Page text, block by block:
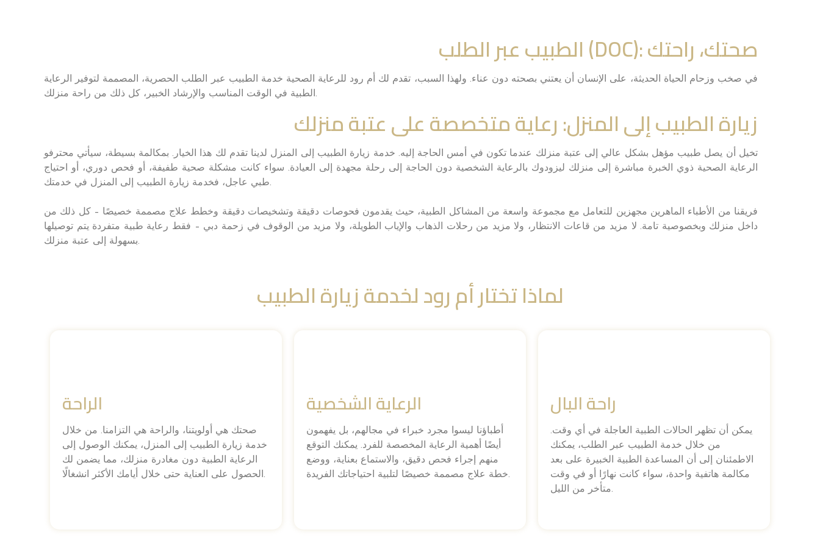
الطبيب عبر الطلب (DOC): صحتك، راحتك
في صخب وزحام الحياة الحديثة، على الإنسان أن يعتني بصحته دون عناء. ولهذا السبب، تقدم لك أم رود للرعاية الصحية خدمة الطبيب عبر الطلب الحصرية، المصممة لتوفير الرعاية
الطبية في الوقت المناسب والإرشاد الخبير، كل ذلك من راحة منزلك.
زيارة الطبيب إلى المنزل: رعاية متخصصة على عتبة منزلك
تخيل أن يصل طبيب مؤهل بشكل عالي إلى عتبة منزلك عندما تكون في أمس الحاجة إليه. خدمة زيارة الطبيب إلى المنزل لدينا تقدم لك هذا الخيار. بمكالمة بسيطة، سيأتي محترفو
الرعاية الصحية ذوي الخبرة مباشرة إلى منزلك ليزودوك بالرعاية الشخصية دون الحاجة إلى رحلة مجهدة إلى العيادة. سواء كانت مشكلة صحية طفيفة، أو فحص دوري، أو احتياج
طبي عاجل، فخدمة زيارة الطبيب إلى المنزل في خدمتك.
فريقنا من الأطباء الماهرين مجهزين للتعامل مع مجموعة واسعة من المشاكل الطبية، حيث يقدمون فحوصات دقيقة وتشخيصات دقيقة وخطط علاج مصممة خصيصًا – كل ذلك من
داخل منزلك وبخصوصية تامة. لا مزيد من قاعات الانتظار، ولا مزيد من رحلات الذهاب والإياب الطويلة، ولا مزيد من الوقوف في زحمة دبي – فقط رعاية طبية متفردة يتم توصيلها
بسهولة إلى عتبة منزلك.
لماذا تختار أم رود لخدمة زيارة الطبيب
الراحة
صحتك هي أولويتنا، والراحة هي التزامنا. من خلال
خدمة زيارة الطبيب إلى المنزل، يمكنك الوصول إلى
الرعاية الطبية دون مغادرة منزلك، مما يضمن لك
الحصول على العناية حتى خلال أيامك الأكثر انشغالًا.
الرعاية الشخصية
أطباؤنا ليسوا مجرد خبراء في مجالهم، بل يفهمون
أيضًا أهمية الرعاية المخصصة للفرد. يمكنك التوقع
منهم إجراء فحص دقيق، والاستماع بعناية، ووضع
خطة علاج مصممة خصيصًا لتلبية احتياجاتك الفريدة.
راحة البال
يمكن أن تظهر الحالات الطبية العاجلة في أي وقت.
من خلال خدمة الطبيب عبر الطلب، يمكنك
الاطمئنان إلى أن المساعدة الطبية الخبيرة على بعد
مكالمة هاتفية واحدة، سواء كانت نهارًا أو في وقت
متأخر من الليل.